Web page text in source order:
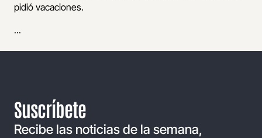
pidió vacaciones.
...
Suscríbete
Recibe las noticias de la semana,